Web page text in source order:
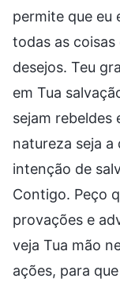
permite que eu
todas as coisas
desejos. Teu
em Tua
sejam rebeldes
natureza seja a
intenção de
Contigo. Peço
provações e
veja Tua mão
ações, para